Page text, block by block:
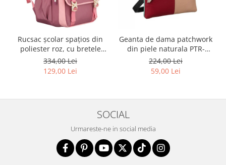
Rucsac școlar spațios din
poliester roz, cu bretele
reglabile - Peterson PTR-
PTN 8610-1327 PINK
334,00 Lei
129,00 Lei
Geanta de dama patchwork
din piele naturala PTR-
1718-SKL-6922 MULTI
224,00 Lei
59,00 Lei
SOCIAL
Urmareste-ne in social media